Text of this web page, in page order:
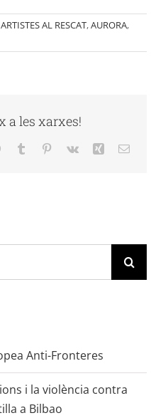
ARTISTES AL RESCAT,AURORA,
a les xarxes!
WhatsApp
Tumblr Pinterest
Vk Xing Email:
Anti-Fronteres
i la violència contra
a Bilbao